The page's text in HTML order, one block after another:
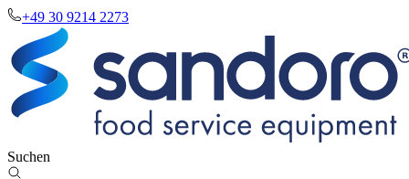
+49 30 9214 2273
Suchen